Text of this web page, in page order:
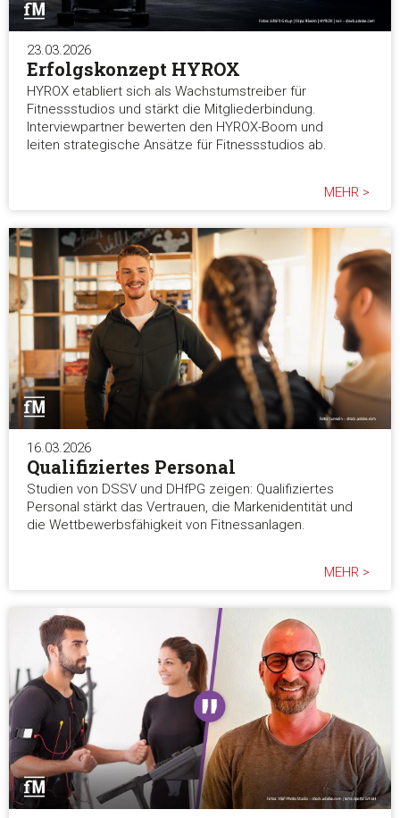
23.03.2026
Erfolgskonzept HYROX
HYROX etabliert sich als Wachstumstreiber für
Fitnessstudios und stärkt die Mitgliederbindung.
Interviewpartner bewerten den HYROX-Boom und
leiten strategische Ansätze für Fitnessstudios ab.
MEHR >
16.03.2026
Qualifiziertes Personal
Studien von DSSV und DHfPG zeigen: Qualifiziertes
Personal stärkt das Vertrauen, die Markenidentität und
die Wettbewerbsfähigkeit von Fitnessanlagen.
MEHR >